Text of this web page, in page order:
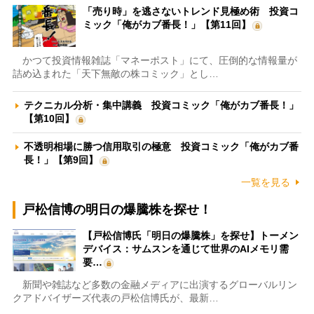
「売り時」を逃さないトレンド見極め術 投資コ
ミック「俺がカブ番長！」【第11回】
かつて投資情報雑誌「マネーポスト」にて、圧倒的な情報量が
詰め込まれた「天下無敵の株コミック」とし…
テクニカル分析・集中講義 投資コミック「俺がカブ番長！」
【第10回】
不透明相場に勝つ信用取引の極意 投資コミック「俺がカブ番
長！」【第9回】
一覧を見る
戸松信博の明日の爆騰株を探せ！
【戸松信博氏「明日の爆騰株」を探せ】トーメン
デバイス：サムスンを通じて世界のAIメモリ需
要…
新聞や雑誌など多数の金融メディアに出演するグローバルリン
クアドバイザーズ代表の戸松信博氏が、最新…